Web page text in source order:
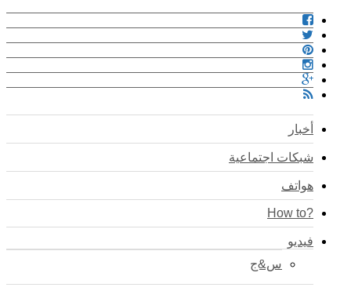
أخبار
شبكات اجتماعية
هواتف
?How to
فيديو
س&ج